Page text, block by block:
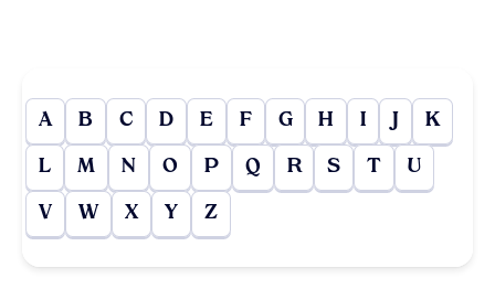
A B C D E F G H I J K
L M N O P Q R S T U
V W X Y Z